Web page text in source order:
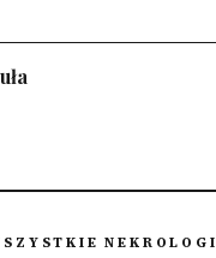
NEKROLOGI